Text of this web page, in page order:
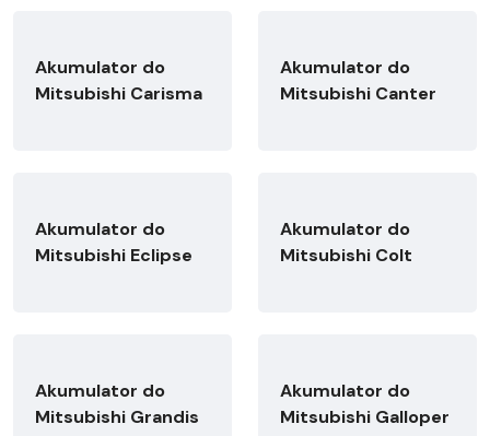
Akumulator do
Mitsubishi Carisma
Akumulator do
Mitsubishi Canter
Akumulator do
Mitsubishi Eclipse
Akumulator do
Mitsubishi Colt
Akumulator do
Mitsubishi Grandis
Akumulator do
Mitsubishi Galloper